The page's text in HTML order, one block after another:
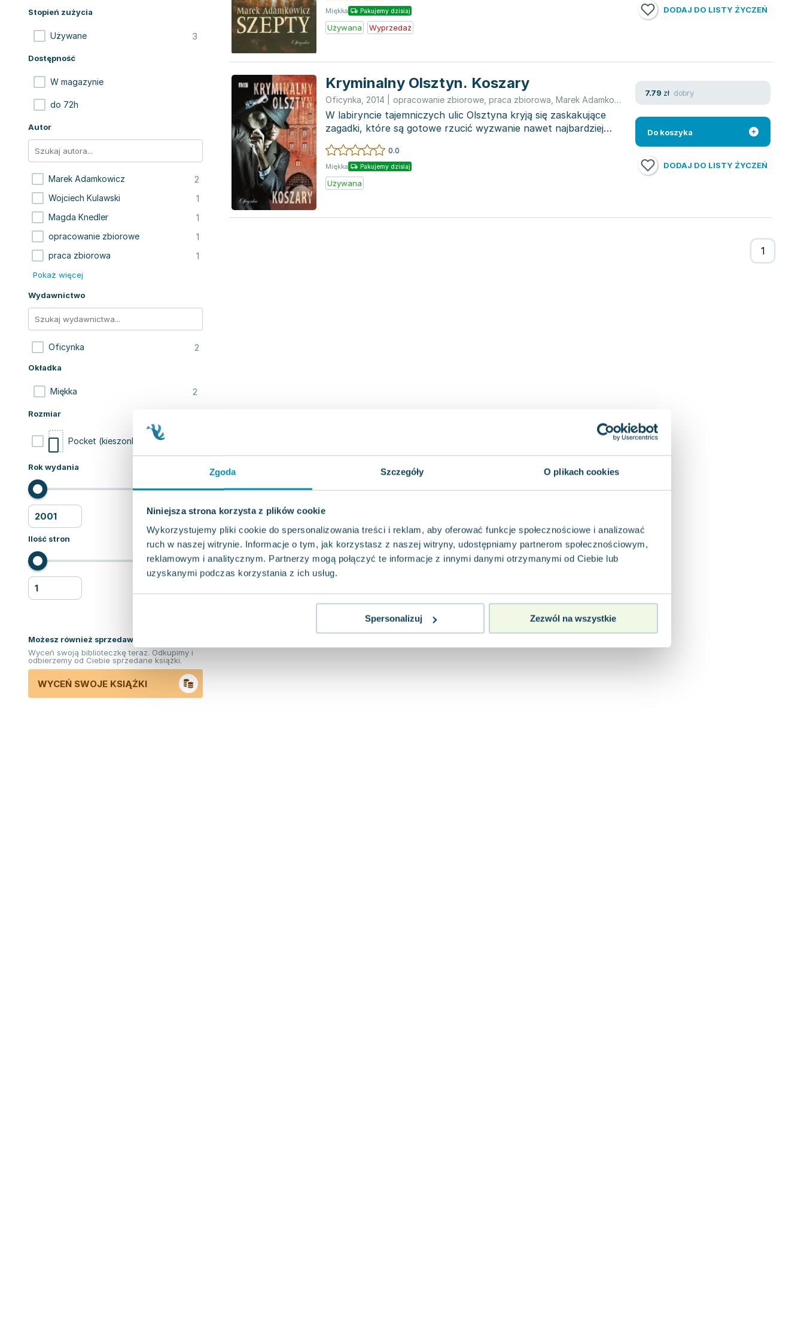
Zgoda Szczegóły O plikach cookies
Niniejsza strona korzysta z plików cookie
Wykorzystujemy pliki cookie do spersonalizowania treści i reklam, aby oferować funkcje społecznościowe i analizować
ruch w naszej witrynie. Informacje o tym, jak korzystasz z naszej witryny, udostępniamy partnerom społecznościowym,
reklamowym i analitycznym. Partnerzy mogą połączyć te informacje z innymi danymi otrzymanymi od Ciebie lub
uzyskanymi podczas korzystania z ich usług.
Spersonalizuj Zezwól na wszystkie
Stopień zużycia
Używane 3
Dostępność
W magazynie
do 72h
Autor
Marek Adamkowicz 2
Wojciech Kulawski 1
Mag­da­ Knedler 1
opracowanie zbiorowe 1
praca zbiorowa 1
Pokaż więcej
Wydawnictwo
Oficynka 2
Okładka
Miękka 2
Rozmiar
Pocket (kieszonkowa)
Rok wydania
Ilość stron
Możesz również sprzedawać ksiązki!
Wyceń swoją biblioteczkę teraz. Odkupimy i
odbierzemy od Ciebie sprzedane książki.
WYCEŃ SWOJE KSIĄŻKI
Miękka Pakujemy dzisiaj
Używana Wyprzedaż
DODAJ DO LISTY ŻYCZEŃ
Kryminalny Olsztyn. Koszary
Oficynka 2014 opracowanie zbiorowe praca zbiorowa Marek Adamkowicz , Magdalena Maria Bukowiecka Mag­da­
W labiryncie tajemniczych ulic Olsztyna kryją się zaskakujące
zagadki, które są gotowe rzucić wyzwanie nawet najbardziej
doświadcz...
0.0
Miękka Pakujemy dzisiaj
Używana
7.79 zł dobry
Do koszyka
DODAJ DO LISTY ŻYCZEŃ